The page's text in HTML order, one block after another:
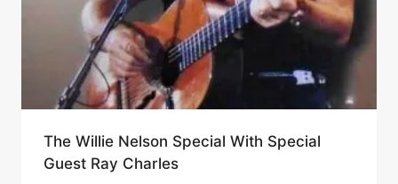
The Willie Nelson Special With Special
Guest Ray Charles